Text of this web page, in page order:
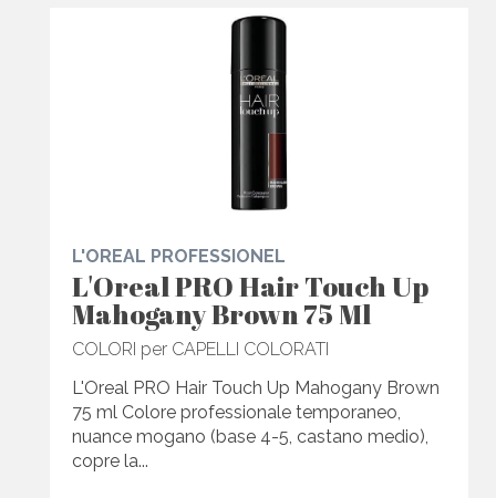
L'OREAL PROFESSIONEL
L'Oreal PRO Hair Touch Up
Mahogany Brown 75 Ml
COLORI per CAPELLI COLORATI
L'Oreal PRO Hair Touch Up Mahogany Brown
75 ml Colore professionale temporaneo,
nuance mogano (base 4-5, castano medio),
copre la...